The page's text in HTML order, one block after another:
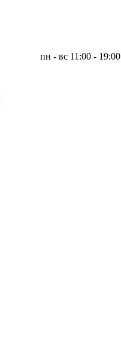
пн - вс 11:00 - 19:00